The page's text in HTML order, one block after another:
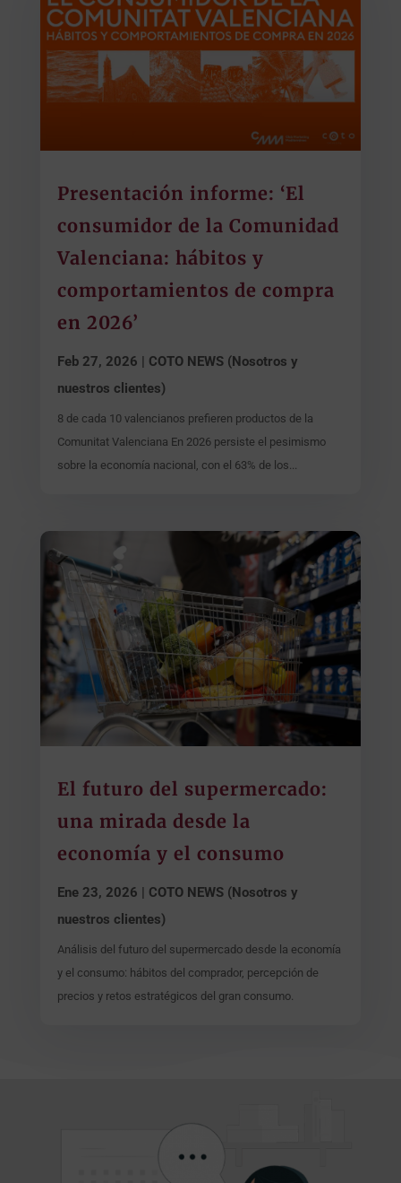
Presentación informe: ‘El
consumidor de la Comunidad
Valenciana: hábitos y
comportamientos de compra
en 2026’
Feb 27, 2026 | COTO NEWS (Nosotros y
nuestros clientes)
8 de cada 10 valencianos prefieren productos de la
Comunitat Valenciana En 2026 persiste el pesimismo
sobre la economía nacional, con el 63% de los...
El futuro del supermercado:
una mirada desde la
economía y el consumo
Ene 23, 2026 | COTO NEWS (Nosotros y
nuestros clientes)
Análisis del futuro del supermercado desde la economía
y el consumo: hábitos del comprador, percepción de
precios y retos estratégicos del gran consumo.